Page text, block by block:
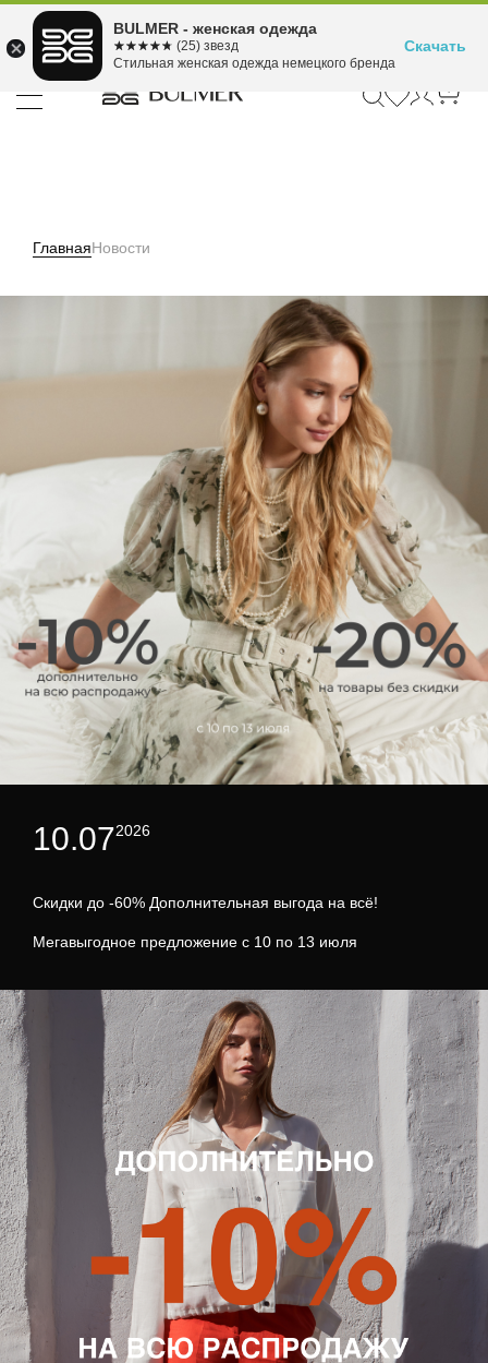
Подели оплату на 4
платежа ⓘ
Для покупок от 300 ₽ до 30,000 ₽
ГлавнаяНовости
10.072026
Скидки до -60% Дополнительная выгода на всё!
Мегавыгодное предложение с 10 по 13 июля
BULMER - женская одежда
☆☆☆☆☆
★★★★★ (25) звезд
Стильная женская одежда немецкого бренда
Скачать